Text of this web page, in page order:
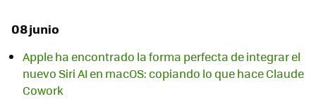
08 junio
Apple ha encontrado la forma perfecta de integrar el
nuevo Siri AI en macOS: copiando lo que hace Claude
Cowork